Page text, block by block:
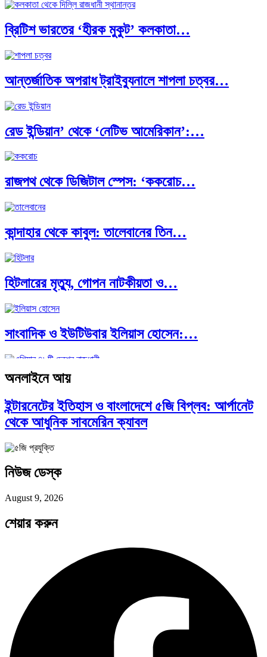
ক্রূরতা ও ধ্বংসের মহাকাব্য: পৃথিবীর…
ব্রাজিল ও আর্জেন্টিনার কালো অধ্যায়:…
পূর্ব ইউরোপ বনাম তুরস্ক: শত…
পৃথিবীতে বর্তমানে মোট দেশের সংখ্যা…
এশিয়ান সেঞ্চুরির দ্বৈরথ: চীন-ভারতের বৈশ্বিক…
ব্রিটিশ ভারতের ‘হীরক মুকুট’ কলকাতা…
আন্তর্জাতিক অপরাধ ট্রাইব্যুনালে শাপলা চত্বর…
রেড ইন্ডিয়ান’ থেকে ‘নেটিভ আমেরিকান’:…
রাজপথ থেকে ডিজিটাল স্পেস: ‘ককরোচ…
কান্দাহার থেকে কাবুল: তালেবানের তিন…
হিটলারের মৃত্যু, গোপন নাটকীয়তা ও…
সাংবাদিক ও ইউটিউবার ইলিয়াস হোসেন:…
আন্তর্জাতিক প্রতিবেদন: এশিয়া মহাদেশের ৪৯টি…
সব সভ্যতারই তো পতন হয়:…
পদ্মা সেতু ও রেল সংযোগ…
বৈশ্বিক অর্থব্যবস্থা, আইএমএফ-বিশ্বব্যাংক, ইসলামী
ব্যাংকিং…
অনলাইনে আয়
ইন্টারনেটের ইতিহাস ও বাংলাদেশে ৫জি বিপ্লব: আর্পানেট
থেকে আধুনিক সাবমেরিন ক্যাবল
নিউজ ডেস্ক
August 9, 2026
শেয়ার করুন